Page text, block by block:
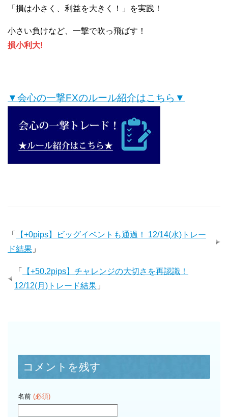
「損は小さく、利益を大きく！」を実践！
小さい負けなど、一撃で吹っ飛ばす！
損小利大!
▼会心の一撃FXのルール紹介はこちら▼
「
【+0pips】ビッグイベントも通過！ 12/14(水)トレー
ド結果 」
「
【+50.2pips】チャレンジの大切さを再認識！
12/12(月)トレード結果 」
コメントを残す
名前 (必須)